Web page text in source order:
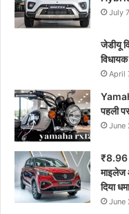
July
जेडीयू
April
पहली
June
₹8.96
दिया
June